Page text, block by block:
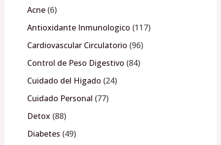
Acne 6
Antioxidante Inmunologico 117
Cardiovascular Circulatorio 96
Control de Peso Digestivo 84
Cuidado del Higado 24
Cuidado Personal 77
Detox 88
Diabetes 49